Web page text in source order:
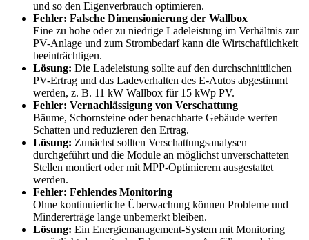
und so den Eigenverbrauch optimieren.
Fehler: Falsche Dimensionierung der Wallbox
Eine zu hohe oder zu niedrige Ladeleistung im Verhältnis zur
PV-Anlage und zum Strombedarf kann die Wirtschaftlichkeit
beeinträchtigen.
Lösung: Die Ladeleistung sollte auf den durchschnittlichen
PV-Ertrag und das Ladeverhalten des E-Autos abgestimmt
werden, z. B. 11 kW Wallbox für 15 kWp PV.
Fehler: Vernachlässigung von Verschattung
Bäume, Schornsteine oder benachbarte Gebäude werfen
Schatten und reduzieren den Ertrag.
Lösung: Zunächst sollten Verschattungsanalysen
durchgeführt und die Module an möglichst unverschatteten
Stellen montiert oder mit MPP-Optimierern ausgestattet
werden.
Fehler: Fehlendes Monitoring
Ohne kontinuierliche Überwachung können Probleme und
Mindererträge lange unbemerkt bleiben.
Lösung: Ein Energiemanagement-System mit Monitoring